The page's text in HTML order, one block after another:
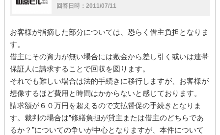
回答日時：2011/07/11
お客様が指摘した部分については、恐らく借主負担となりま
す。
借主にその資力が無い場合には敷金から差し引く或いは連帯
保証人に請求することで回収を図ります。
それでも難しい場合は法的手続きに移行しますが、お客様が
想像するほど費用と時間はかからないと感じております。
請求額が６０万円を超えるので支払督促の手続きとなりま
す。裁判の場合は”修繕負担が貸主または借主のどちらであ
るか？”についての争いが中心となりますが、本件について